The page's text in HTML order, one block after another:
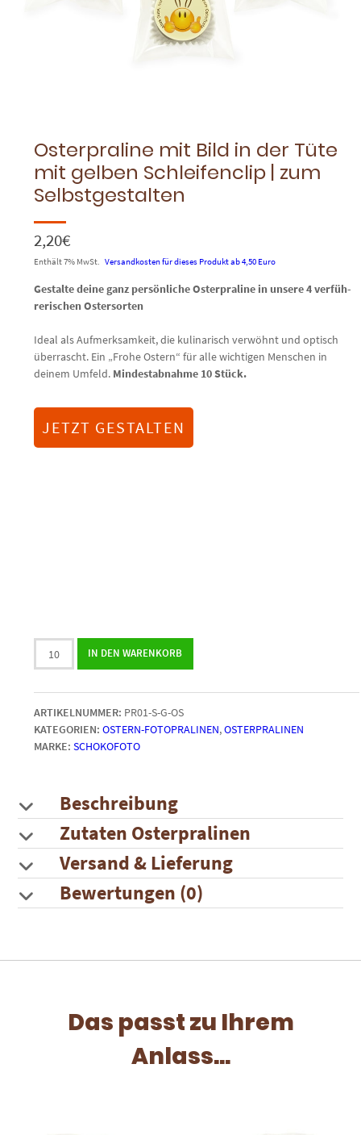
Osterpraline mit Bild in der Tüte
mit gelben Schleifenclip | zum
Selbstgestalten
2,20€
Enthält 7% MwSt. Versandkosten für dieses Produkt ab 4,50 Euro
Gestalte deine ganz persönliche Osterpraline in unsere 4 ver­füh­
re­rischen Ostersorten
Ideal als Aufmerksamkeit, die kulinarisch verwöhnt und optisch
überrascht. Ein „Frohe Ostern“ für alle wichtigen Menschen in
deinem Umfeld. Mindestabnahme 10 Stück.
JETZT GESTALTEN
mit
in
der
Tüte
mit
zum
Selbstgestalten
Menge
IN DEN WARENKORB
ARTIKELNUMMER: PR01-S-G-OS
KATEGORIEN: OSTERN-FOTOPRALINEN,OSTERPRALINEN
MARKE:SCHOKOFOTO
Beschreibung
Zutaten Osterpralinen
Versand & Lieferung
Bewertungen (0)
Das passt zu Ihrem
Anlass...